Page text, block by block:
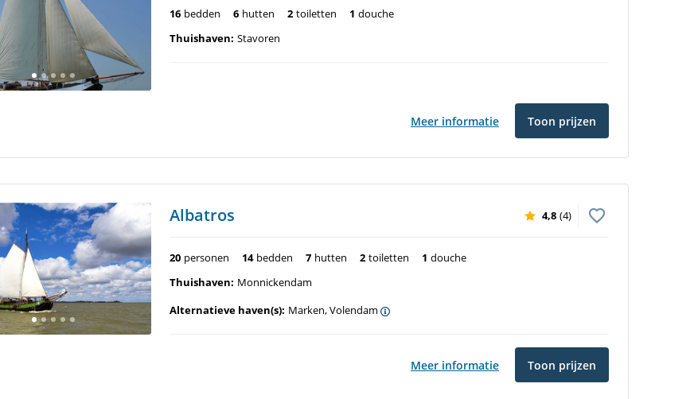
16 bedden 6 hutten 2 toiletten 1 douche
Thuishaven: Stavoren
Meer informatie Toon prijzen
Albatros 4,8 (4)
20 personen 14 bedden 7 hutten 2 toiletten 1 douche
Thuishaven: Monnickendam
Alternatieve haven(s): Marken, Volendam
Meer informatie Toon prijzen